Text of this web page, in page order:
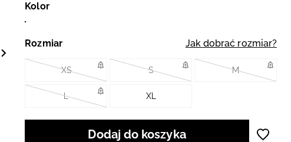
Kolor
Rozmiar Jak dobrać rozmiar?
XS S M
L XL
Dodaj do koszyka